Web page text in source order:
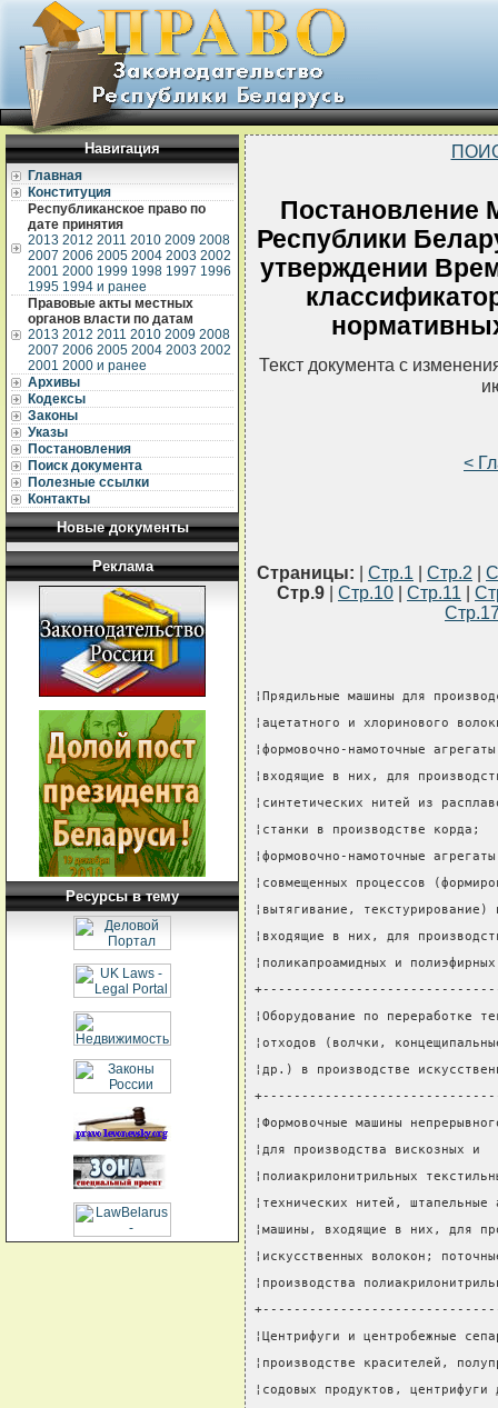
Навигация
Главная
Конституция
Республиканское право по
дате принятия
2013 2012 2011 2010 2009 2008
2007 2006 2005 2004 2003 2002
2001 2000 1999 1998 1997 1996
1995 1994 и ранее
Правовые акты местных
органов власти по датам
2013 2012 2011 2010 2009 2008
2007 2006 2005 2004 2003 2002
2001 2000 и ранее
Архивы
Кодексы
Законы
Указы
Постановления
Поиск документа
Полезные ссылки
Контакты
Новые документы
Реклама
Ресурсы в тему
Постановление
Республики
утверждении
Текст документа с
<
Страницы: Стр.1 Стр.2
Стр.9
Стр.10 Стр.11
¦Прядильные машины для
¦ацетатного и
¦формовочно-намоточные
¦входящие в них, для
¦синтетических нитей из
¦станки в
¦формовочно-намоточные
¦совмещенных процессов
¦вытягивание,
¦входящие в них, для
¦поликапроамидных и
¦Оборудование по
¦отходов (волчки,
¦др.) в производстве
¦Формовочные машины
¦для производства
¦полиакрилонитрильных
¦технических нитей,
¦машины, входящие в них,
¦искусственных волокон;
¦производства
¦Центрифуги и
¦производстве
¦содовых продуктов,